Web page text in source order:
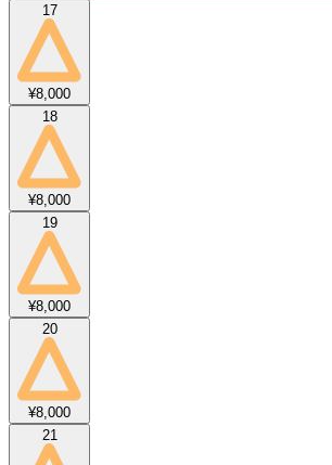
17
¥8,000
18
¥8,000
19
¥8,000
20
¥8,000
21